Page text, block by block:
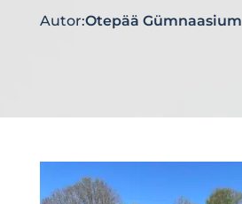
Autor:Otepää Gümnaasium